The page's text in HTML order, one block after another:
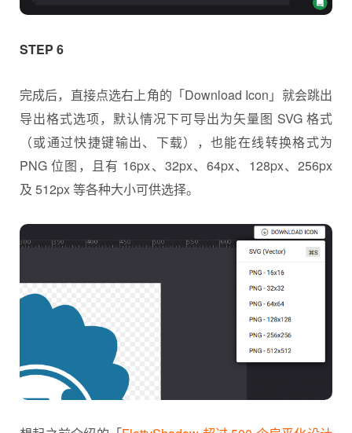
STEP 6
完成后，直接点选右上角的「Download Icon」就会跳出
导出格式选项，默认情况下可导出为矢量图 SVG 格式
（或通过快捷键输出、下载），也能在线转换格式为
PNG 位图，且有 16px、32px、64px、128px、256px
及 512px 等各种大小可供选择。